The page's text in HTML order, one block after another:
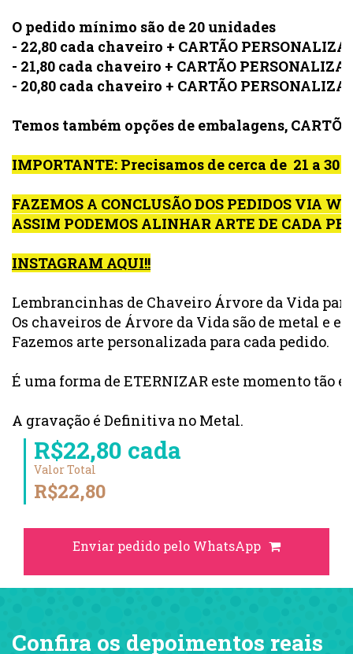
O pedido mínimo são de 20 unidades
- 22,80 cada chaveiro + CARTÃO
- 21,80 cada chaveiro + CARTÃO
- 20,80 cada chaveiro + CARTÃO
Temos também opções de embalagens,
IMPORTANTE: Precisamos de cerca de  21 a 30
FAZEMOS A CONCLUSÃO DOS PEDIDOS VIA
ASSIM PODEMOS ALINHAR ARTE DE CADA
INSTAGRAM AQUI!!
Lembrancinhas de Chaveiro Árvore da Vida
Os chaveiros de Árvore da Vida são de metal e
Fazemos arte personalizada para cada pedido.
É uma forma de ETERNIZAR este momento tão
A gravação é Definitiva no Metal.
R$22,80 cada
Valor Total
R$22,80
Enviar pedido pelo WhatsApp
Confira os depoimentos reais